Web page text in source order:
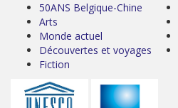
50ANS Belgique-Chine
Arts
Monde actuel
Découvertes et voyages
Fiction